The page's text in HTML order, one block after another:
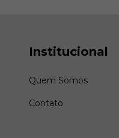
Institucional
Quem Somos
Contato